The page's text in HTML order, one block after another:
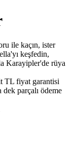
ile kaçın, ister
keşfedin,
Karayipler'de rüya
TL fiyat garantisi
parçalı ödeme